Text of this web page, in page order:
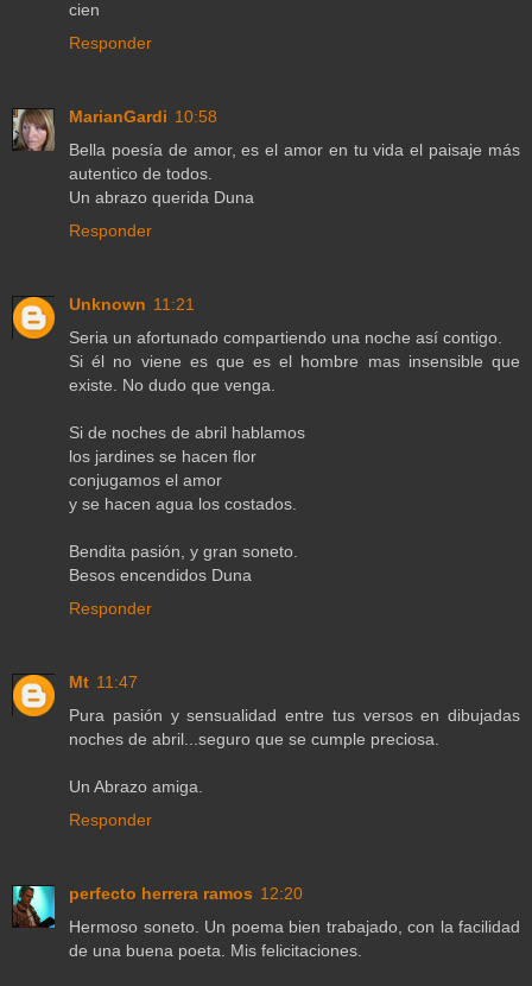
cien
Responder
MarianGardi 10:58
Bella poesía de amor, es el amor en tu vida el paisaje más
autentico de todos.
Un abrazo querida Duna
Responder
Unknown 11:21
Seria un afortunado compartiendo una noche así contigo.
Si él no viene es que es el hombre mas insensible que
existe. No dudo que venga.
Si de noches de abril hablamos
los jardines se hacen flor
conjugamos el amor
y se hacen agua los costados.
Bendita pasión, y gran soneto.
Besos encendidos Duna
Responder
Mt 11:47
Pura pasión y sensualidad entre tus versos en dibujadas
noches de abril...seguro que se cumple preciosa.
Un Abrazo amiga.
Responder
perfecto herrera ramos 12:20
Hermoso soneto. Un poema bien trabajado, con la facilidad
de una buena poeta. Mis felicitaciones.